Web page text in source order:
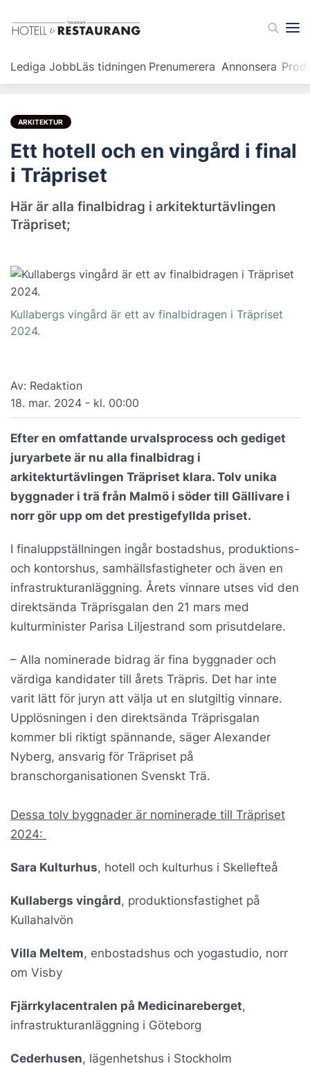
Lediga JobbLäs tidningen Prenumerera Annonsera
ARKITEKTUR
Ett hotell och en vingård i final
i Träpriset
Här är alla finalbidrag i arkitekturtävlingen
Träpriset;
Kullabergs vingård är ett av finalbidragen i Träpriset
2024.
Av: Redaktion
18. mar. 2024 - kl. 00:00
Efter en omfattande urvalsprocess och gediget
juryarbete är nu alla finalbidrag i
arkitekturtävlingen Träpriset klara. Tolv unika
byggnader i trä från Malmö i söder till Gällivare i
norr gör upp om det prestigefyllda priset.
I finaluppställningen ingår bostadshus, produktions-
och kontorshus, samhällsfastigheter och även en
infrastrukturanläggning. Årets vinnare utses vid den
direktsända Träprisgalan den 21 mars med
kulturminister Parisa Liljestrand som prisutdelare.
– Alla nominerade bidrag är fina byggnader och
värdiga kandidater till årets Träpris. Det har inte
varit lätt för juryn att välja ut en slutgiltig vinnare.
Upplösningen i den direktsända Träprisgalan
kommer bli riktigt spännande, säger Alexander
Nyberg, ansvarig för Träpriset på
branschorganisationen Svenskt Trä.
Dessa tolv byggnader är nominerade till Träpriset
2024:
Sara Kulturhus, hotell och kulturhus i Skellefteå
Kullabergs vingård, produktionsfastighet på
Kullahalvön
Villa Meltem, enbostadshus och yogastudio, norr
om Visby
Fjärrkylacentralen på Medicinareberget,
infrastrukturanläggning i Göteborg
Cederhusen, lägenhetshus i Stockholm